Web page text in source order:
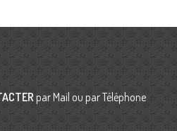
par Mail ou par Téléphone